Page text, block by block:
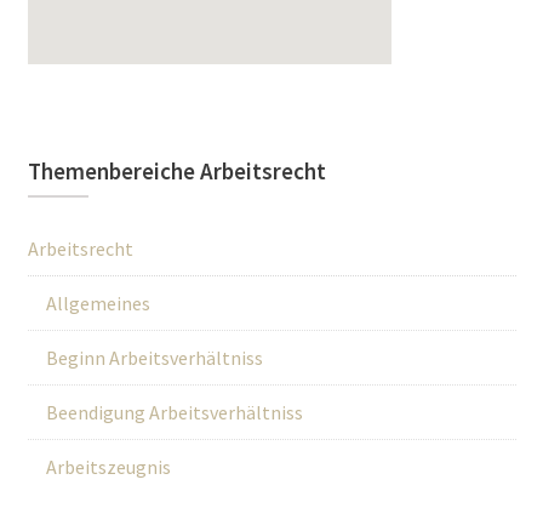
Themenbereiche Arbeitsrecht
Arbeitsrecht
Allgemeines
Beginn Arbeitsverhältniss
Beendigung Arbeitsverhältniss
Arbeitszeugnis